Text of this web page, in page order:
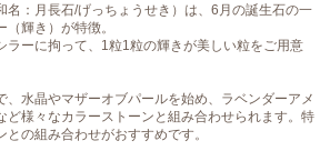
名：月長石/げっちょうせき）は、6月の誕生石の一
輝き）が特徴。
ラーに拘って、1粒1粒の輝きが美しい粒をご用意
、水晶やマザーオブパールを始め、ラベンダーアメ
ど様々なカラーストーンと組み合わせられます。特
の組み合わせがおすすめです。